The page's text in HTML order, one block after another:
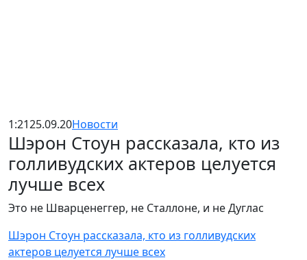
1:2125.09.20Новости
Шэрон Стоун рассказала, кто из
голливудских актеров целуется
лучше всех
Это не Шварценеггер, не Сталлоне, и не Дуглас
Шэрон Стоун рассказала, кто из голливудских
актеров целуется лучше всех